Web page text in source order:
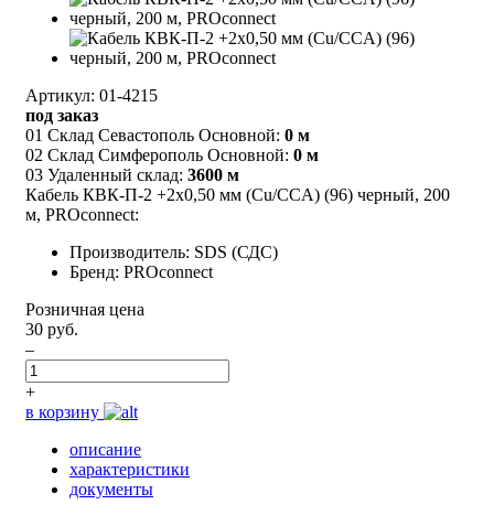
Артикул: 01-4215
под заказ
01 Склад Севастополь Основной: 0 м
02 Склад Симферополь Основной: 0 м
03 Удаленный склад: 3600 м
Кабель КВК-П-2 +2x0,50 мм (Cu/CCA) (96) черный, 200
м, PROconnect:
Производитель: SDS (СДС)
Бренд: PROconnect
Розничная цена
30 руб.
–
+
в корзину
описание
характеристики
документы